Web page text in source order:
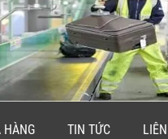
HÀNG TIN TỨC